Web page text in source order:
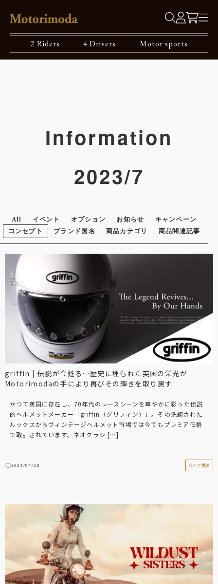
2 Riders 4 Drivers Motor sports
Information
2023/7
All イベント オプション お知らせ
キャンペーン
コンセプト
ブランド国名 商品カテゴリ 商品関連記事
griffin | 伝説が今甦る…歴史に埋もれた英国の栄光が
Motorimodaの手により再びその輝きを取り戻す
かつて英国に存在し、70年代のレースシーンを華やかに彩った伝説
的ヘルメットメーカー「griffin（グリフィン）」。その洗練された
ルックスからヴィンテージヘルメット市場では今でもプレミア価格
で取引されています。ネオクラシ […]
2023/07/28 バイク関連